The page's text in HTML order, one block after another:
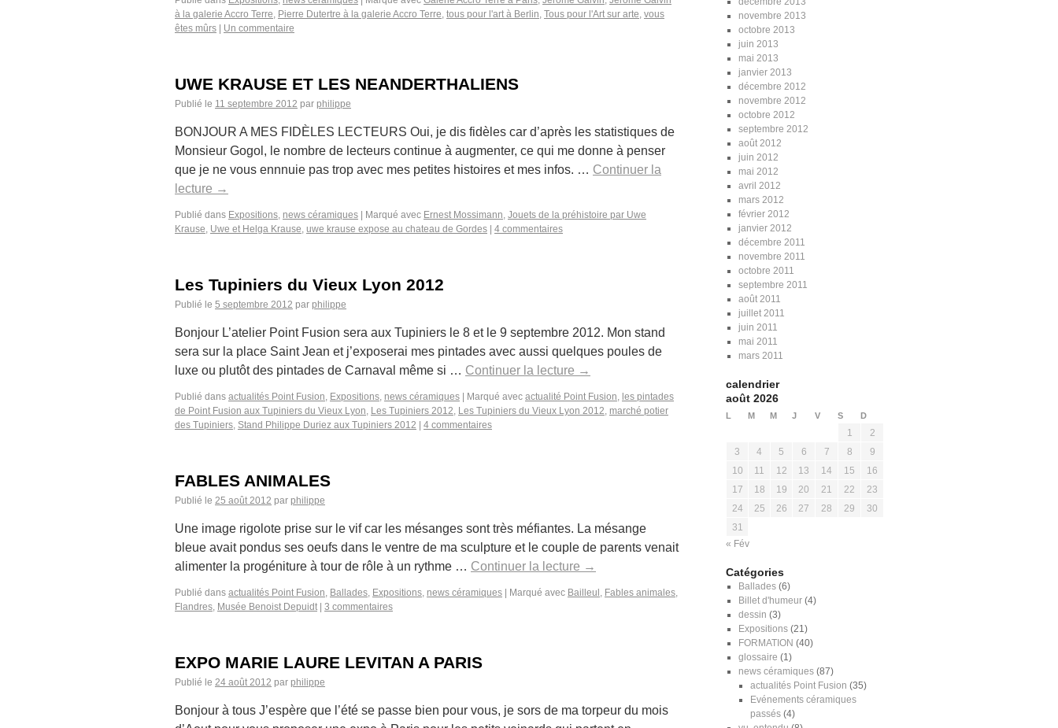
à la galerie Accro Terre, Pierre Dutertre à la galerie Accro Terre, tous pour l'art à Berlin, Tous pour l'Art sur arte, vous
êtes mûrs
Un commentaire
UWE KRAUSE ET LES NEANDERTHALIENS
Publié le 11 septembre 2012 par philippe
BONJOUR A MES FIDÈLES LECTEURS Oui, je dis fidèles car d’après les statistiques de
Monsieur Gogol, le nombre de lecteurs continue à augmenter, ce qui me donne à penser
que je ne vous ennnuie pas trop avec mes petites histoires et mes infos. … Continuer la
lecture →
Publié dans Expositions, news céramiques Marqué avec Ernest Mossimann, Jouets de la préhistoire par Uwe
Krause, Uwe et Helga Krause, uwe krause expose au chateau de Gordes 4 commentaires
Les Tupiniers du Vieux Lyon 2012
Publié le 5 septembre 2012 par philippe
Bonjour L’atelier Point Fusion sera aux Tupiniers le 8 et le 9 septembre 2012. Mon stand
sera sur la place Saint Jean et j’exposerai mes pintades avec aussi quelques poules de
luxe ou plutôt des pintades de Carnaval même si … Continuer la lecture →
Publié dans actualités Point Fusion, Expositions, news céramiques Marqué avec actualité Point Fusion, les pintades
de Point Fusion aux Tupiniers du Vieux Lyon, Les Tupiniers 2012, Les Tupiniers du Vieux Lyon 2012, marché potier
des Tupiniers, Stand Philippe Duriez aux Tupiniers 2012 4 commentaires
FABLES ANIMALES
Publié le 25 août 2012 par philippe
Une image rigolote prise sur le vif car les mésanges sont très méfiantes. La mésange
bleue avait pondus ses oeufs dans le ventre de ma sculpture et le couple de parents venait
alimenter la progéniture à tour de rôle à un rythme … Continuer la lecture →
Publié dans actualités Point Fusion, Ballades, Expositions, news céramiques Marqué avec Bailleul , Fables animales,
Flandres, Musée Benoist Depuidt 3 commentaires
EXPO MARIE LAURE LEVITAN A PARIS
Publié le 24 août 2012 par philippe
Bonjour à tous J’espère que l’été se passe bien pour vous, je sors de ma torpeur du mois
novembre 2013
octobre 2013
juin 2013
mai 2013
janvier 2013
décembre 2012
novembre 2012
octobre 2012
septembre 2012
août 2012
juin 2012
mai 2012
avril 2012
mars 2012
février 2012
janvier 2012
décembre 2011
novembre 2011
octobre 2011
septembre 2011
août 2011
juillet 2011
juin 2011
mai 2011
mars 2011
calendrier
août 2026
L M M J V S D
« Fév
1
2
3
4 5 6 7 8
9
10
11 12 13 14 15
16
17
18 19 20 21 22
23
24
25 26 27 28 29
30
31
Catégories
Ballades(6)
Billet d'humeur(4)
dessin (3)
Expositions(21)
FORMATION (40)
glossaire (1)
news céramiques(87)
actualités Point Fusion (35)
Evénements céramiques
passés (4)